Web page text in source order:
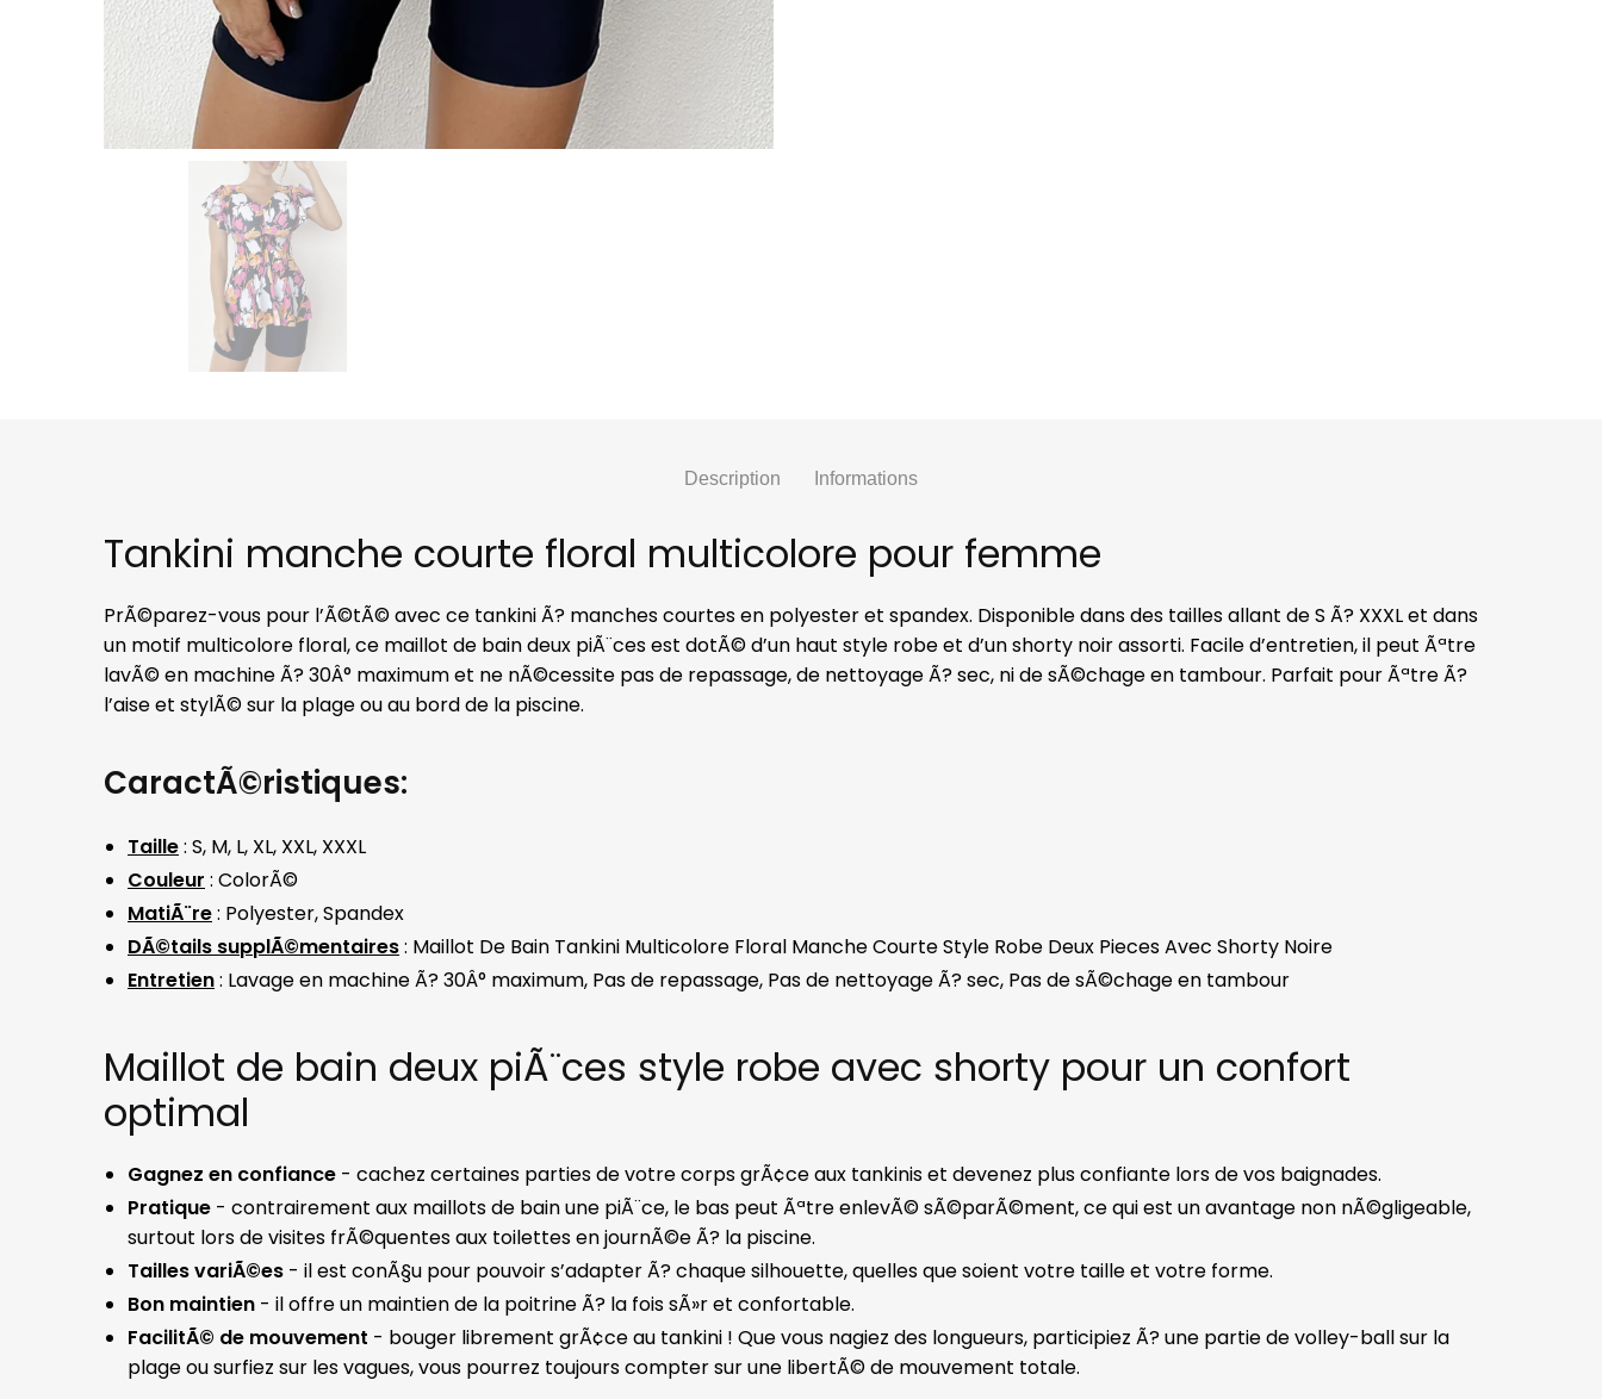
Description Informations
Tankini manche courte floral multicolore pour femme
PrÃ©parez-vous pour l’Ã©tÃ© avec ce tankini Ã? manches courtes en polyester et spandex. Disponible dans des tailles allant de S Ã? XXXL et dans
un motif multicolore floral, ce maillot de bain deux piÃ¨ces est dotÃ© d’un haut style robe et d’un shorty noir assorti. Facile d’entretien, il peut Ãªtre
lavÃ© en machine Ã? 30Â° maximum et ne nÃ©cessite pas de repassage, de nettoyage Ã? sec, ni de sÃ©chage en tambour. Parfait pour Ãªtre Ã?
l’aise et stylÃ© sur la plage ou au bord de la piscine.
CaractÃ©ristiques:
Taille: S, M, L, XL, XXL, XXXL
Couleur : ColorÃ©
MatiÃ¨re: Polyester, Spandex
DÃ©tails supplÃ©mentaires: Maillot De Bain Tankini Multicolore Floral Manche Courte Style Robe Deux Pieces Avec Shorty Noire
Entretien: Lavage en machine Ã? 30Â° maximum, Pas de repassage, Pas de nettoyage Ã? sec, Pas de sÃ©chage en tambour
Maillot de bain deux piÃ¨ces style robe avec shorty pour un confort
optimal
Gagnez en confiance - cachez certaines parties de votre corps grÃ¢ce aux tankinis et devenez plus confiante lors de vos baignades.
Pratique - contrairement aux maillots de bain une piÃ¨ce, le bas peut Ãªtre enlevÃ© sÃ©parÃ©ment, ce qui est un avantage non nÃ©gligeable,
surtout lors de visites frÃ©quentes aux toilettes en journÃ©e Ã? la piscine.
Tailles variÃ©es - il est conÃ§u pour pouvoir s’adapter Ã? chaque silhouette, quelles que soient votre taille et votre forme.
Bon maintien - il offre un maintien de la poitrine Ã? la fois sÃ»r et confortable.
FacilitÃ© de mouvement - bouger librement grÃ¢ce au tankini ! Que vous nagiez des longueurs, participiez Ã? une partie de volley-ball sur la
plage ou surfiez sur les vagues, vous pourrez toujours compter sur une libertÃ© de mouvement totale.